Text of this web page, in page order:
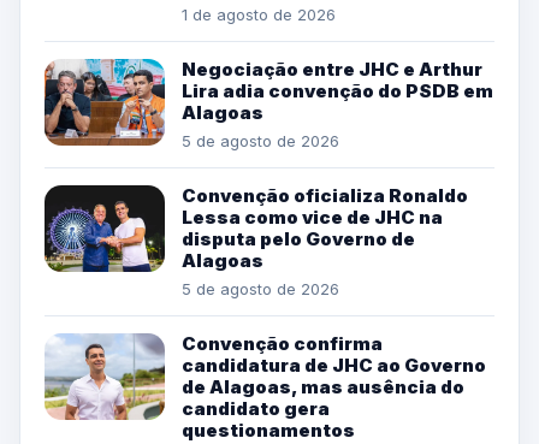
1 de agosto de 2026
Negociação entre JHC e Arthur
Lira adia convenção do PSDB em
Alagoas
5 de agosto de 2026
Convenção oficializa Ronaldo
Lessa como vice de JHC na
disputa pelo Governo de
Alagoas
5 de agosto de 2026
Convenção confirma
candidatura de JHC ao Governo
de Alagoas, mas ausência do
candidato gera
questionamentos